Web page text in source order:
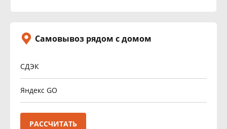
Самовывоз рядом с домом
СДЭК
Яндекс GO
РАССЧИТАТЬ